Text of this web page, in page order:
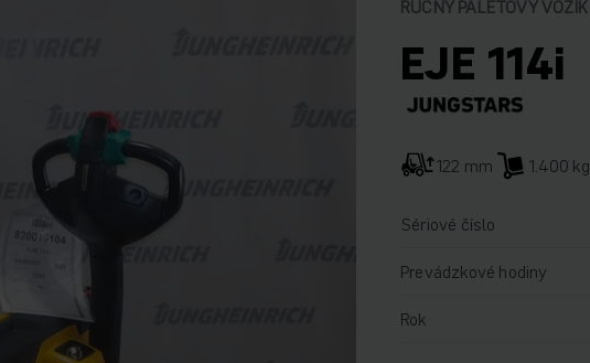
RUČNÝ PALETOVÝ VOZÍK
EJE 114i
122 mm 1.400 kg
Sériové číslo
Prevádzkové hodiny
Rok